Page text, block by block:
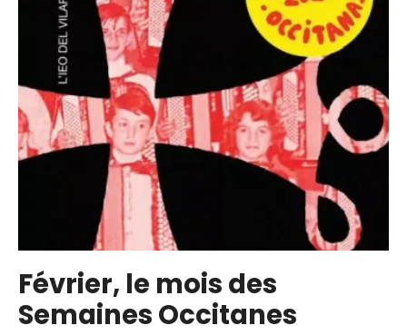
Bastide
Février, le mois des
Semaines Occitanes